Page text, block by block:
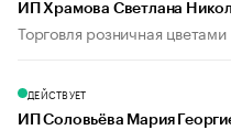
ИП Храмова Светлана
Торговля розничная цветами
ДЕЙСТВУЕТ
ИП Соловьёва Мария